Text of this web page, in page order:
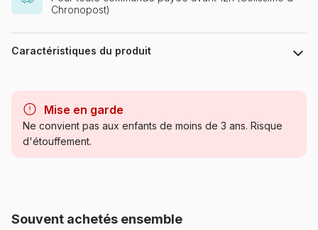
Chronopost)
Caractéristiques du produit
Catégorie
Provenance Pologne
Mise en garde
Ne convient pas aux enfants de moins de 3 ans. Risque
d'étouffement.
Souvent achetés ensemble